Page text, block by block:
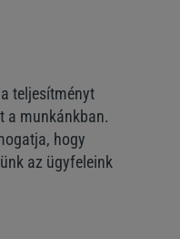
teljesítményt
a munkánkban.
hogy
az ügyfeleink